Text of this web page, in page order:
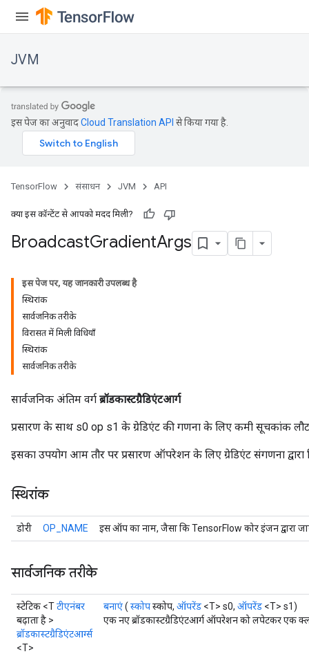
JVM
इस पेज का अनुवादCloud Translation API से किया गया है.
TensorFlow संसाधन JVM API
क्या इस कॉन्टेंट से आपको मदद मिली?
BroadcastGradientArgs
इस पेज पर, यह जानकारी उपलब्ध है
स्थिरांक
सार्वजनिक तरीके
विरासत में मिली विधियाँ
स्थिरांक
सार्वजनिक तरीके
सार्वजनिक अंतिम वर्ग ब्रॉडकास्टग्रैडिएंटआर्ग
प्रसारण के साथ s0 op s1 के ग्रेडिएंट की गणना के लिए कमी सूचकांक
इसका उपयोग आम तौर पर प्रसारण ऑपरेशन के लिए ग्रेडिएंट संगणना द्वारा
स्थिरांक
डोरी OP_NAME इस ऑप का नाम, जैसा कि TensorFlow कोर इंजन द्वारा
सार्वजनिक तरीके
स्टेटिक <Tटीएनंबर
बढ़ाता है >
ब्रॉडकास्टग्रैडिएंटआर्ग्स
<T>
बनाएं( स्कोपस्कोप, ऑपरेंड <T> s0, ऑपरेंड <T> s1)
एक नए ब्रॉडकास्टग्रैडिएंटआर्ग ऑपरेशन को लपेटकर एक